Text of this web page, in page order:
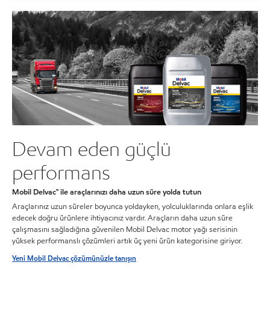
Devam eden güçlü
performans
Mobil Delvac™ ile araçlarınızı daha uzun süre yolda tutun
Araçlarınız uzun süreler boyunca yoldayken, yolculuklarında onlara eşlik
edecek doğru ürünlere ihtiyacınız vardır. Araçların daha uzun süre
çalışmasını sağladığına güvenilen Mobil Delvac motor yağı serisinin
yüksek performanslı çözümleri artık üç yeni ürün kategorisine giriyor.
Yeni Mobil Delvac çözümünüzle tanışın